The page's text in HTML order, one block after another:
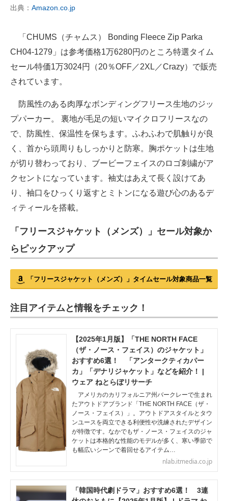
出典： Amazon.co.jp
「CHUMS（チャムス） Bonding Fleece Zip Parka
CH04-1279」は参考価格1万6280円のところ特選タイム
セール特価1万3024円（20％OFF／2XL／Crazy）で販売
されています。
防風性のある肉厚なボンディングフリース生地のジッ
プパーカー。 裏地が毛足の短いマイクロフリースなの
で、防風性、保温性を保ちます。ふわふわで肌触りが良
く、首から頭周りもしっかりと防寒。胸ポケットは生地
が切り替わっており、ブービーフェイスのロゴ刺繍がア
クセントになっています。袖丈はあえて長く設けてあ
り、袖口をひっくり返すとミトンになる遊び心のあるデ
ィティールを搭載。
「フリースジャケット（メンズ）」セール対象か
らピックアップ
「フリースジャケット（メンズ）」タイムセール対象商品一覧
注目アイテムと情報をチェック！
【2025年1月版】「THE NORTH FACE
（ザ・ノース・フェイス）のジャケット」
おすすめ6選！ 「アンタークティカパー
カ」「デナリジャケット」などを紹介！ |
ウェア ねとらぼリサーチ
アメリカのカリフォルニア州バークレーで生まれ
たアウトドアブランド「THE NORTH FACE（ザ・
ノース・フェイス）」。アウトドアスタイルとタウ
ンユースを両立できる利便性や洗練されたデザイン
が特徴です。なかでもザ・ノース・フェイスのジャ
ケットは本格的な性能のモデルが多く、寒い季節で
も幅広いシーンで着回せるアイテム…
nlab.itmedia.co.jp
「韓国時代劇ドラマ」おすすめ6選！ 3連